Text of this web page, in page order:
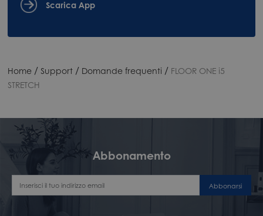
Scarica App
Home / Support / Domande frequenti / FLOOR ONE i5
STRETCH
Abbonamento
Abbonarsi